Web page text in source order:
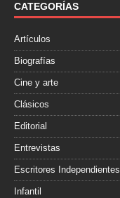
o
k
r
t
i
CATEGORÍAS
Artículos
Biografías
Cine y arte
Clásicos
Editorial
Entrevistas
Escritores Independientes
Infantil